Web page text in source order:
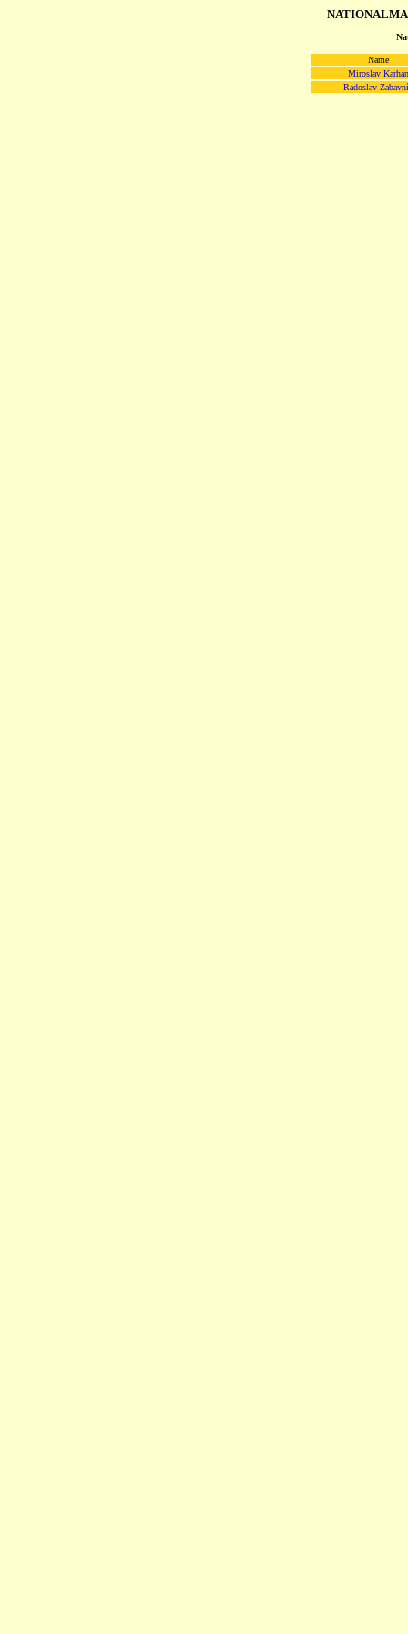
Name
Miroslav Karhan
Radoslav